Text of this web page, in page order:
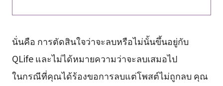
นั่นคือ การตัดสินใจว่าจะลบหรือไม่นั้นขึ้นอยู่กับ
QLife และไม่ได้หมายความว่าจะลบเสมอไป
ในกรณีที่คุณได้ร้องขอการลบแต่โพสต์ไม่ถูกลบ คุณ